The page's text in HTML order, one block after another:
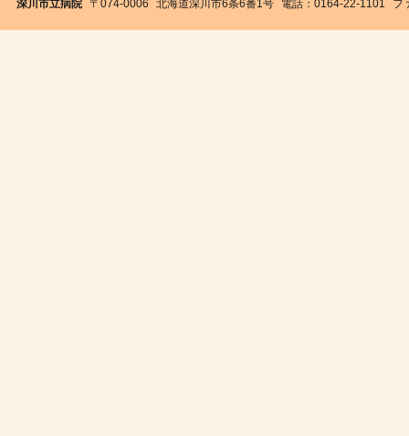
深川市立病院 〒074-0006 北海道深川市6条6番1号 電話：0164-22-1101 フ